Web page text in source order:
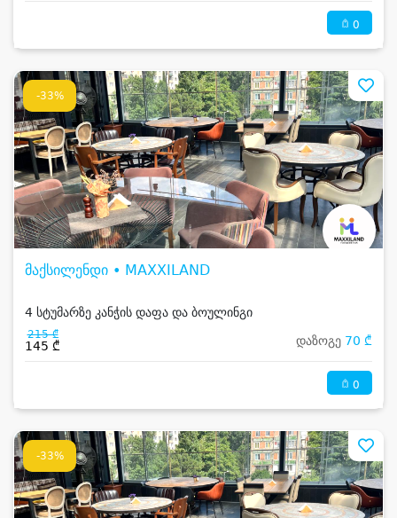
0
-33%
მაქსილენდი • MAXXILAND
4 სტუმარზე კანჭის დაფა და ბოულინგი
215 ₾
145 ₾ დაზოგე 70 ₾
0
-33%